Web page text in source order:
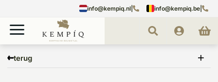
info@kempiq.nl info@kempiq.be
terug
schoenschraper